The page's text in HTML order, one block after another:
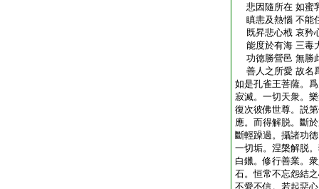
悲因隨所在 如蜜
瞋恚及熱惱 不能
既昇悲心栰 哀矜
能度於有海 三毒
功徳勝營邑 無勝
善人之所愛 故名
如是孔雀王菩薩。
寂滅。一切天衆。
復次彼佛世尊。説
應。而得解脱。斷
斷輕躁過。攝諸功
一切垢。涅槃解脱
白鑞。修行善業。
石。恒常不忘怨結
不愛不信。若起惡